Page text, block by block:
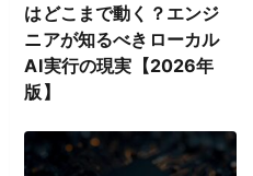
はどこまで動く？エンジ
ニアが知るべきローカル
AI実行の現実【2026年
版】